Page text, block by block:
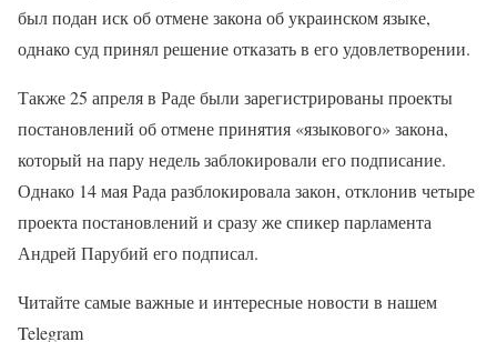
был подан иск об отмене закона об украинском языке,
однако суд принял решение отказать в его удовлетворении.
Также 25 апреля в Раде были зарегистрированы проекты
постановлений об отмене принятия «языкового» закона,
который на пару недель заблокировали его подписание.
Однако 14 мая Рада разблокировала закон, отклонив четыре
проекта постановлений и сразу же спикер парламента
Андрей Парубий его подписал.
Читайте самые важные и интересные новости в нашем
Telegram